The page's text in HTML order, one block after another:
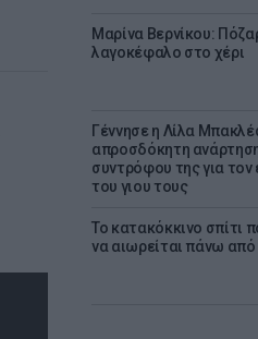
Μαρίνα Βερνίκου:
λαγοκέφαλο στο χέρι
Γέννησε η Λίλα
απροσδόκητη
συντρόφου της για τον
του γιου τους
Το κατακόκκινο σπίτι
να αιωρείται πάνω από